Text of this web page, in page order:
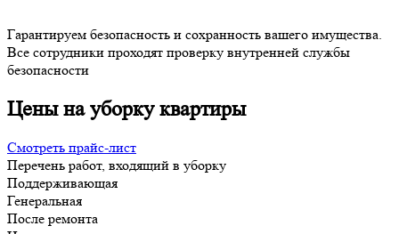
Гарантируем безопасность и сохранность вашего имущества.
Все сотрудники проходят проверку внутренней службы
безопасности
Цены на уборку квартиры
Смотреть прайс-лист
Перечень работ, входящий в уборку
Поддерживающая
Генеральная
После ремонта